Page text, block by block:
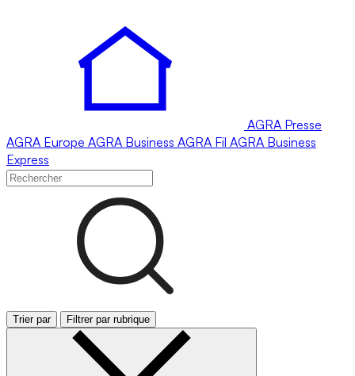
AGRA Presse
AGRA Europe AGRA Business AGRA Fil AGRA Business
Express
Trier par Filtrer par rubrique